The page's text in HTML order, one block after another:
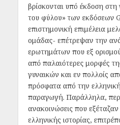
βρίσκονται υπό έκδοση στη
του φύλου» των εκδόσεων
επιστημονική επιμέλεια
ομάδας- επέτρεψαν την
ερωτημάτων που εξ
από παλαιότερες μορφές
γυναικών και εν πολλοίς
πρόσφατα από την
παραγωγή. Παράλληλα,
ανακοινώσεις που
ελληνικής ιστορίας,